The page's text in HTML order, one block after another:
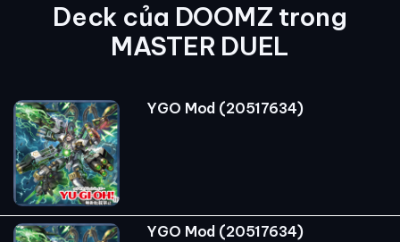
Deck của DOOMZ trong
MASTER DUEL
YGO Mod (20517634)
YGO Mod (20517634)